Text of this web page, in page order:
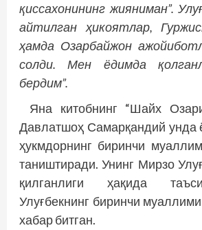
қиссахонининг жияниман”.
айтилган ҳикоятлар,
ҳамда Озарбайжон
солди. Мен ёдимда
бердим”.
Яна китобнинг “Шайх
Давлатшоҳ Самарқандий унда
ҳукмдорнинг биринчи
таништиради. Унинг Мирзо
қилганлиги ҳақида
Улуғбекнинг биринчи
хабар битган.